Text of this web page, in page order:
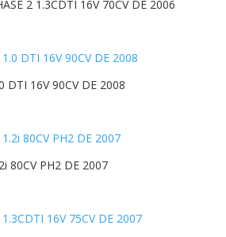
2 1.3CDTI 16V 70CV DE 2006
DTI 16V 90CV DE 2008
80CV PH2 DE 2007